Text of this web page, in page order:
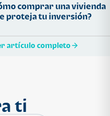
comprar una vivienda
proteja tu inversión?
artículo completo
ti